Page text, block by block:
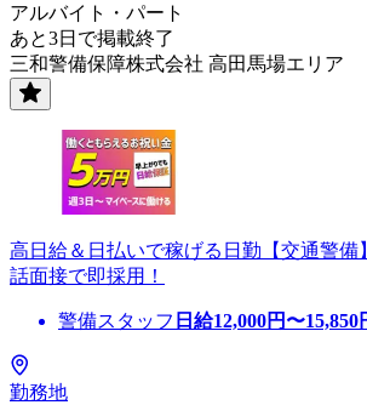
アルバイト・パート
あと3日で掲載終了
三和警備保障株式会社 高田馬場エリア
高日給＆日払いで稼げる日勤【交通警備
話面接で即採用！
警備スタッフ 日給12,000円〜15,850
勤務地